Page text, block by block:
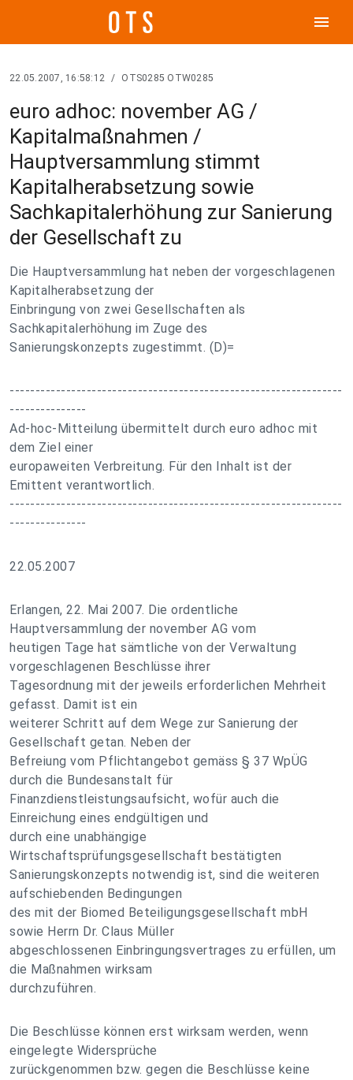
menu
22.05.2007, 16:58:12 / OTS0285 OTW0285
euro adhoc: november AG /
Kapitalmaßnahmen /
Hauptversammlung stimmt
Kapitalherabsetzung sowie
Sachkapitalerhöhung zur Sanierung
der Gesellschaft zu
Die Hauptversammlung hat neben der vorgeschlagenen
Kapitalherabsetzung der
Einbringung von zwei Gesellschaften als
Sachkapitalerhöhung im Zuge des
Sanierungskonzepts zugestimmt. (D)=
-----------------------------------------------------------------
---------------
Ad-hoc-Mitteilung übermittelt durch euro adhoc mit
dem Ziel einer
europaweiten Verbreitung. Für den Inhalt ist der
Emittent verantwortlich.
-----------------------------------------------------------------
---------------
22.05.2007
Erlangen, 22. Mai 2007. Die ordentliche
Hauptversammlung der november AG vom
heutigen Tage hat sämtliche von der Verwaltung
vorgeschlagenen Beschlüsse ihrer
Tagesordnung mit der jeweils erforderlichen Mehrheit
gefasst. Damit ist ein
weiterer Schritt auf dem Wege zur Sanierung der
Gesellschaft getan. Neben der
Befreiung vom Pflichtangebot gemäss § 37 WpÜG
durch die Bundesanstalt für
Finanzdienstleistungsaufsicht, wofür auch die
Einreichung eines endgültigen und
durch eine unabhängige
Wirtschaftsprüfungsgesellschaft bestätigten
Sanierungskonzepts notwendig ist, sind die weiteren
aufschiebenden Bedingungen
des mit der Biomed Beteiligungsgesellschaft mbH
sowie Herrn Dr. Claus Müller
abgeschlossenen Einbringungsvertrages zu erfüllen, um
die Maßnahmen wirksam
durchzuführen.
Die Beschlüsse können erst wirksam werden, wenn
eingelegte Widersprüche
zurückgenommen bzw. gegen die Beschlüsse keine